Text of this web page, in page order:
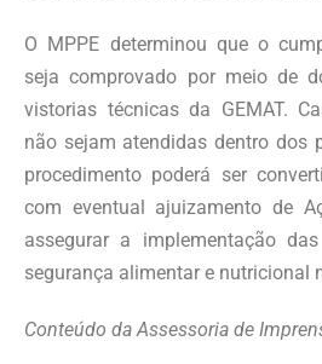
O MPPE determinou que o
seja comprovado por meio de
vistorias técnicas da GEMAT.
não sejam atendidas dentro dos
procedimento poderá ser
com eventual ajuizamento de
assegurar a implementação
segurança alimentar e nutricional
Conteúdo da Assessoria de